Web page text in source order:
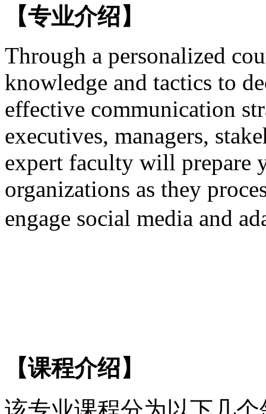
【专业介绍】
Through a personalized
knowledge and tactics to
effective communication
executives, managers,
expert faculty will prepare
organizations as they
engage social media and
【课程介绍】